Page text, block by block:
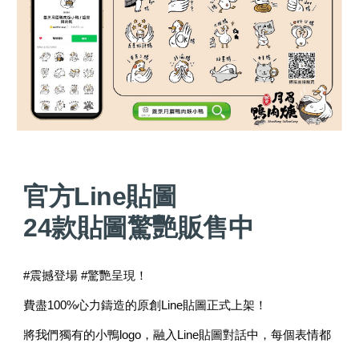
官方Line貼圖
24款貼圖驚艷販售中
#震撼登場 #驚艷呈現！
費盡100%心力鑄造的原創Line貼圖正式上架！
將我們獨有的小鴨logo，融入Line貼圖對話中，每個表情都